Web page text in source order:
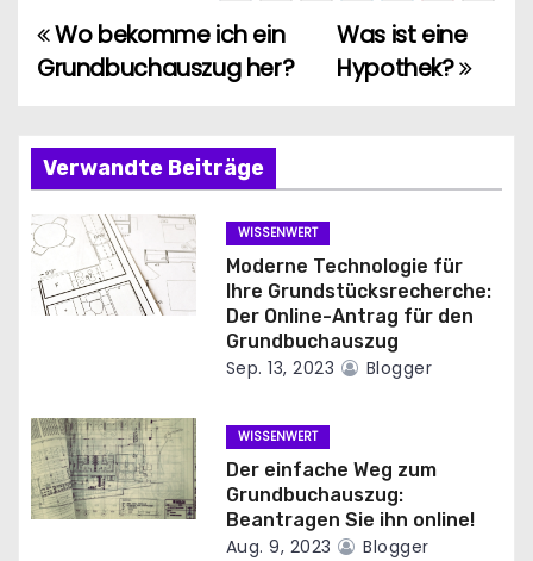
B
i
t
r
a
n
a
Was ist eine
Hypothek?
Wo bekomme ich ein
Grundbuchauszug her?
Verwandte Beiträge
WISSENWERT
Moderne Technologie für
Ihre Grundstücksrecherche:
Der Online-Antrag für den
Grundbuchauszug
Sep. 13, 2023 Blogger
WISSENWERT
Der einfache Weg zum
Grundbuchauszug:
Beantragen Sie ihn online!
Aug. 9, 2023 Blogger